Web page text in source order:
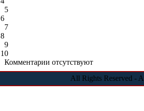
5
6
7
8
9
10
Комментарии отсутствуют
All Rights Reserved -